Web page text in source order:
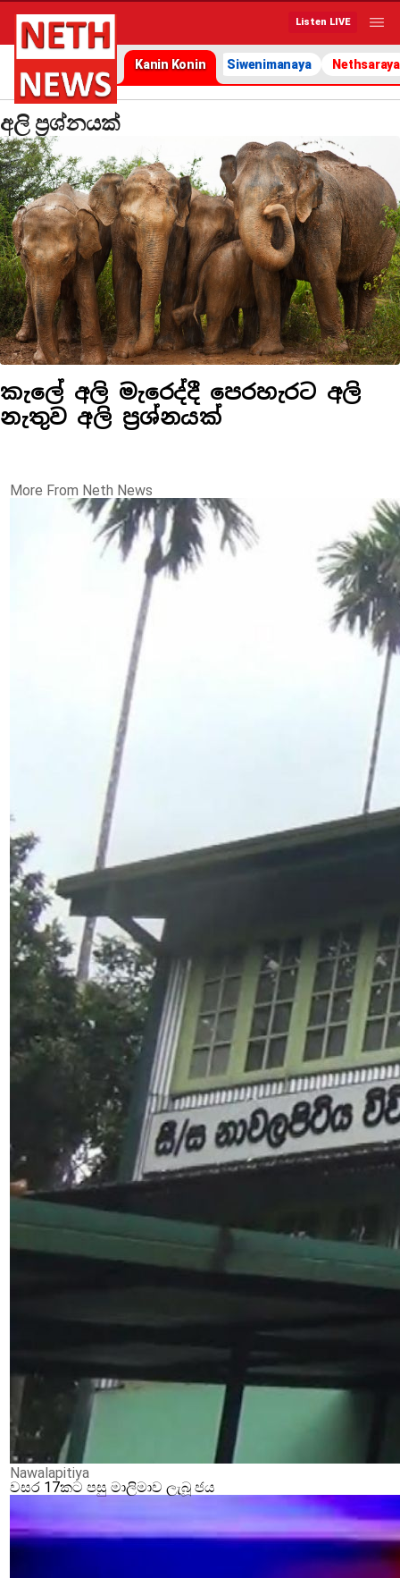
Listen LIVE
Kanin Konin Siwenimanaya Nethsaraya
අලි ප්‍රශ්නයක්
කැලේ අලි මැරෙද්දී පෙරහැරට අලි
නැතුව අලි ප්‍රශ්නයක්
More From Neth News
Nawalapitiya
වසර 17කට පසු මාලිමාව ලැබූ ජය